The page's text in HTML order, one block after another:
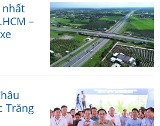
nhất
–
Trăng